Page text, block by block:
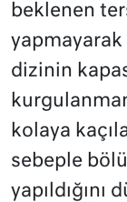
beklenen
yapmayarak
dizinin
kolaya
sebeple
yapıldığını